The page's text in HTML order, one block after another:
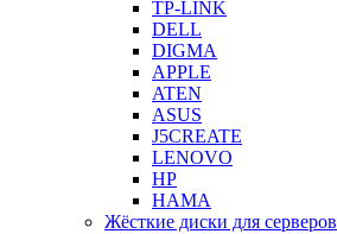
TP-LINK
DELL
DIGMA
APPLE
ATEN
ASUS
J5CREATE
LENOVO
HP
HAMA
Жёсткие диски для серверов